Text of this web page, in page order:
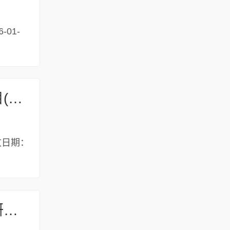
01-
郑州市生态环境局郑东新区分局关于郑东新区智慧养老体系建设项目(一期)建设项目环境影响评价文件受理的公示
期：
郑州市生态环境局郑东新区分局关于河南智通光电钙钛矿材料应用研发实验室建设项目环境影响评价文件受理的公示